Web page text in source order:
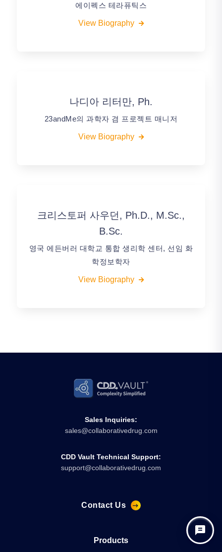
에이펙스 테라퓨틱스
View Biography
나디아 리터만, Ph.
23andMe의 과학자 겸 프로젝트 매니저
View Biography
크리스토퍼 사우던, Ph.D., M.Sc.,
B.Sc.
영국 에든버러 대학교 통합 생리학 센터, 선임 화
학정보학자
View Biography
Sales Inquiries:
sales@collaborativedrug.com
CDD Vault Technical Support:
support@collaborativedrug.com
Contact Us
Products